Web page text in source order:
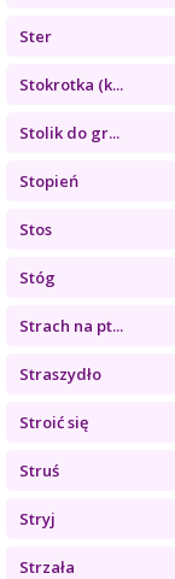
Ster
Stokrotka (k...
Stolik do gr...
Stopień
Stos
Stóg
Strach na pt...
Straszydło
Stroić się
Struś
Stryj
Strzała